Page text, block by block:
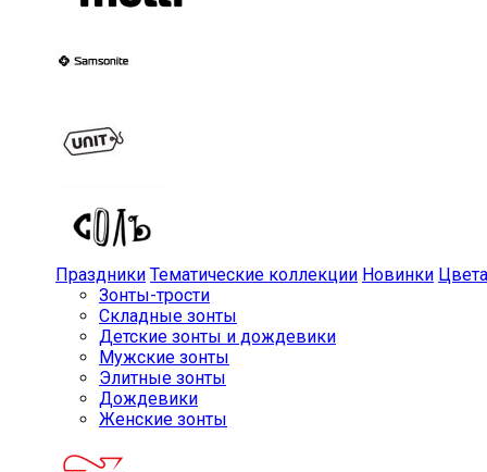
Праздники Тематические коллекции Новинки Цвета
Зонты-трости
Складные зонты
Детские зонты и дождевики
Мужские зонты
Элитные зонты
Дождевики
Женские зонты